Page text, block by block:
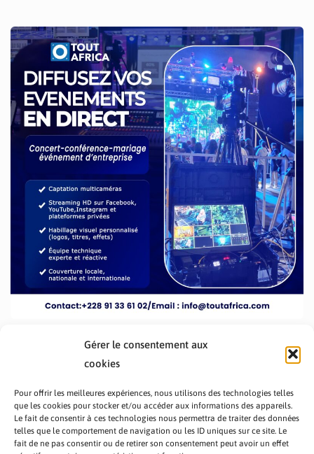
Gérer le consentement aux
cookies
Pour offrir les meilleures expériences, nous utilisons des technologies telles
que les cookies pour stocker et/ou accéder aux informations des appareils.
Le fait de consentir à ces technologies nous permettra de traiter des données
telles que le comportement de navigation ou les ID uniques sur ce site. Le
fait de ne pas consentir ou de retirer son consentement peut avoir un effet
PRÉSENTATION TOUTAFRICA A PROPOS